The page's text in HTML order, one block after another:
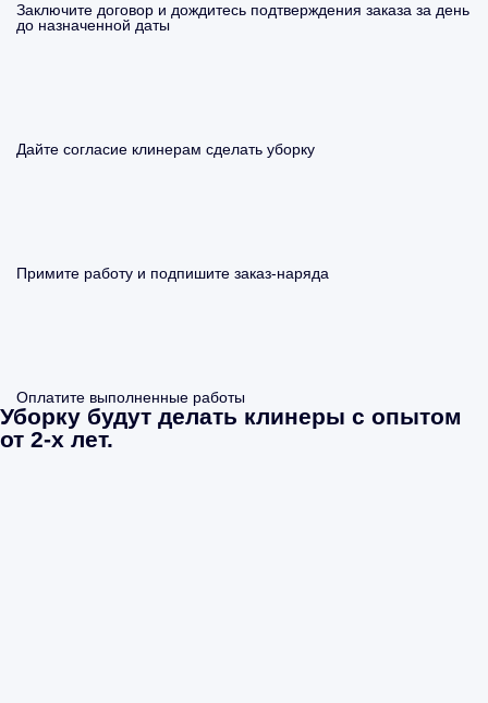
Заключите договор и дождитесь подтверждения заказа за день
до назначенной даты
Дайте согласие клинерам сделать уборку
Примите работу и подпишите заказ-наряда
Оплатите выполненные работы
Уборку будут делать клинеры с опытом
от 2-х лет.